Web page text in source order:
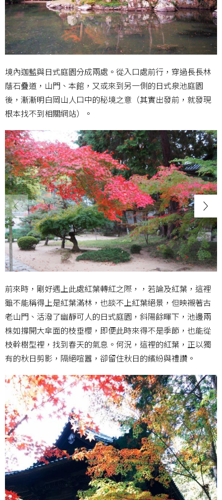
境內迦藍與日式庭園分成兩處。從入口處前行，穿過長長林
蔭石疊道，山門、本館，又或來到另一側的日式泉池庭園
後，漸漸明白岡山人口中的秘境之意（其實出發前，就發現
根本找不到相關網站）。
前來時，剛好遇上此處紅葉轉紅之際，，若論及紅葉，這裡
雖不能稱得上是紅葉滿林，也談不上紅葉絕景，但映襯著古
老山門、活潑了幽靜可人的日式庭園，斜陽餘暉下，池邊兩
株如撐開大傘面的枝垂櫻，即便此時來得不是季節，也能從
枝幹樹型裡，找到春天的氣息。何況，這裡的紅葉，正以獨
有的秋日剪影，隔絕喧囂，卻留住秋日的繽紛與禮讚。